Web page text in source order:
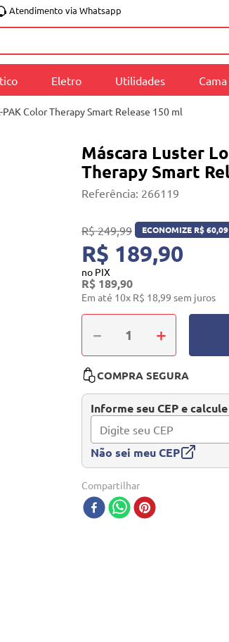
Atendimento via Whatsapp
Eletro Utilidades
Color Therapy Smart Release 150 ml
Máscara Luster
Therapy Smart
Referência: 266119
R$ 249,99 ECONOMIZE R$60,09
R$ 189,90
no PIX
R$ 189,90
Em até 10x R$ 18,99 sem juros
＋
－
COMPRA SEGURA
Informe seu CEP e
Não sei meu CEP
Compartilhar